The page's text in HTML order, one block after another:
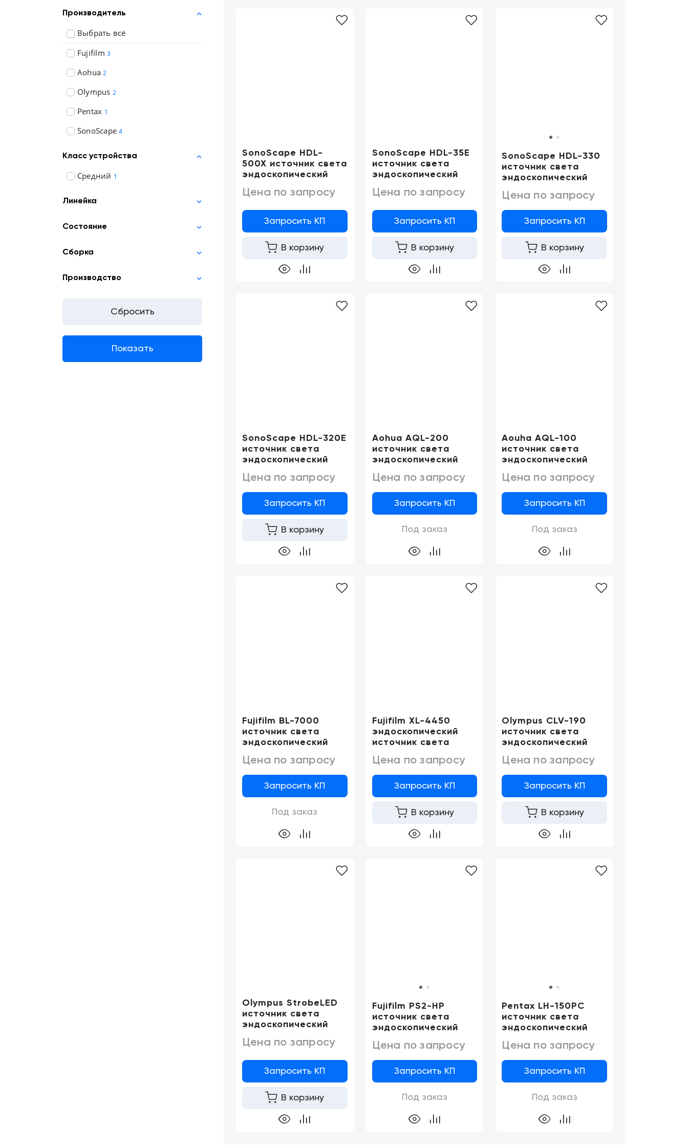
Отзывы
медицинского
бизнеса
8 (800) 500-90-93
CN AE
Производитель
Выбрать всё
Fujifilm 3
Aohua 2
Olympus 2
Pentax 1
SonoScape 4
Класс устройства
Средний 1
Линейка
Состояние
Сборка
Производство
SonoScape HDL-
500X источник света
эндоскопический
Цена по запросу
Запросить КП
В корзину
SonoScape HDL-35E
источник света
эндоскопический
Цена по запросу
Запросить КП
В корзину
SonoScape HDL-330
источник света
эндоскопический
Цена по запросу
Запросить КП
В корзину
SonoScape HDL-320E
источник света
эндоскопический
Цена по запросу
Запросить КП
В корзину
Aohua AQL-200
источник света
эндоскопический
Цена по запросу
Запросить КП
Под заказ
Aouha AQL-100
источник света
эндоскопический
Цена по запросу
Запросить КП
Под заказ
Fujifilm BL-7000
источник света
эндоскопический
Цена по запросу
Запросить КП
Под заказ
Fujifilm XL-4450
эндоскопический
источник света
Цена по запросу
Запросить КП
В корзину
Olympus CLV-190
источник света
эндоскопический
Цена по запросу
Запросить КП
В корзину
Olympus StrobeLED
источник света
эндоскопический
Цена по запросу
Запросить КП
В корзину
Fujifilm PS2-HP
источник света
эндоскопический
Цена по запросу
Запросить КП
Под заказ
Pentax LH-150PC
источник света
эндоскопический
Цена по запросу
Запросить КП
Под заказ